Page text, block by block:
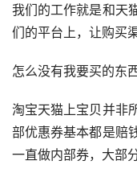
我们的工作就是和天
们的平台上，让购买
怎么没有我要买的东
淘宝天猫上宝贝并非
部优惠券基本都是赔
一直做内部券，大部